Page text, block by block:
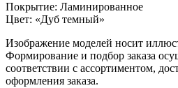
Покрытие: Ламинированное
Цвет: «Дуб темный»
Изображение моделей носит
Формирование и подбор заказа
соответствии с ассортиментом,
оформления заказа.